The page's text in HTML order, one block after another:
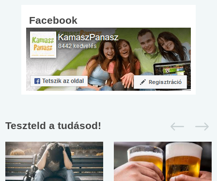
Facebook
Teszteld a tudásod!